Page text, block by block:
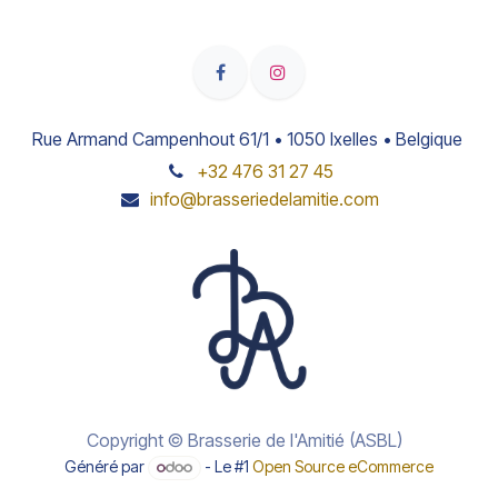
Rue Armand Campenhout 61/1 • 1050 Ixelles • Belgique
+32 476 31 27 45
info@brasseriedelamitie.com
Copyright © Brasserie de l'Amitié (ASBL)
Généré par - Le #1Open Source eCommerce